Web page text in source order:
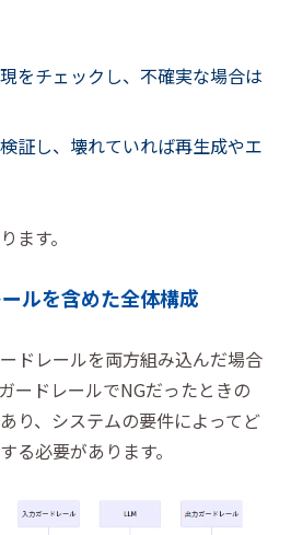
をチェックし、不確実な場合は
証し、壊れていれば再生成やエ
ます。
ルを含めた全体構成
ドレールを両方組み込んだ場合
ードレールでNGだったときの
り、システムの要件によってど
る必要があります。